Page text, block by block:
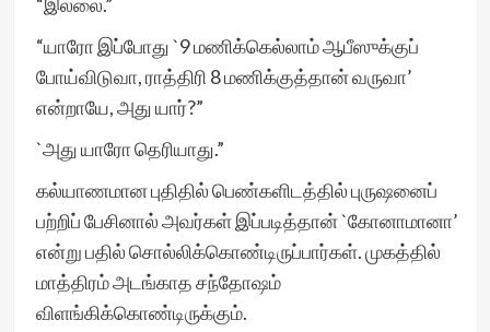
“யாரோ இப்போது `9 மணிக்கெல்லாம் ஆபீஸுக்குப்
போய்விடுவா, ராத்திரி 8 மணிக்குத்தான் வருவா’
என்றாயே, அது யார்?”
`அது யாரோ தெரியாது.”
கல்யாணமான புதிதில் பெண்களிடத்தில் புருஷனைப்
பற்றிப் பேசினால் அவர்கள் இப்படித்தான் `கோனாமானா’
என்று பதில் சொல்லிக்கொண்டிருப்பார்கள். முகத்தில்
மாத்திரம் அடங்காத சந்தோஷம்
விளங்கிக்கொண்டிருக்கும்.